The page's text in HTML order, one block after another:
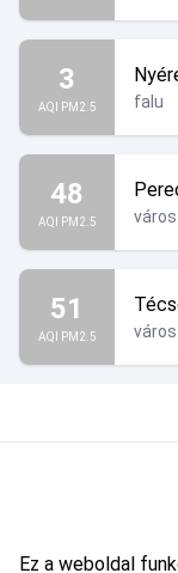
3
AQI PM2.5 falu
48
AQI PM2.5 város
51
AQI PM2.5 város
Ez a weboldal